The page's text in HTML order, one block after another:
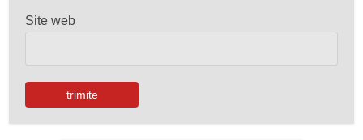
Site web